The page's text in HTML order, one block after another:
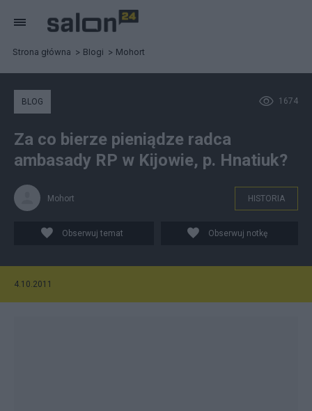
Strona główna Blogi Mohort
1674
BLOG
Za co bierze pieniądze radca
ambasady RP w Kijowie, p. Hnatiuk?
Mohort HISTORIA
Obserwuj temat Obserwuj notkę
4.10.2011